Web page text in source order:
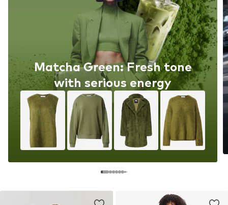
Matcha Green: Fresh tone
with serious energy